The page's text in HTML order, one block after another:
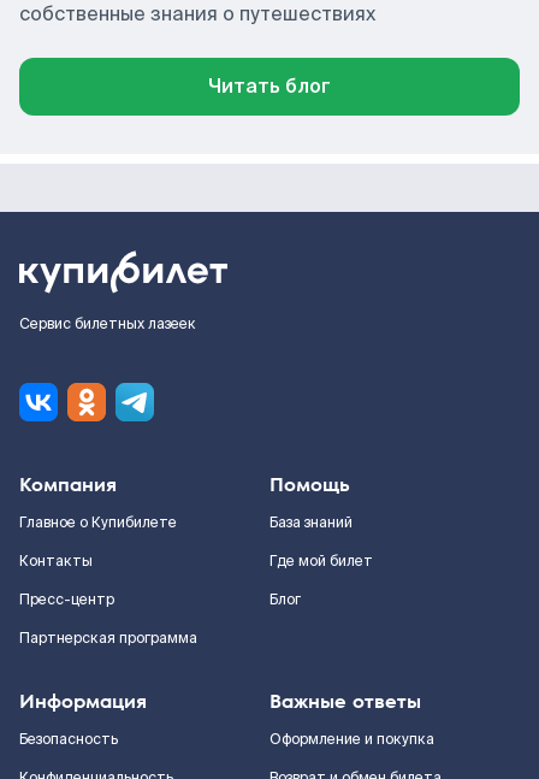
собственные знания о путешествиях
Читать блог
Сервис билетных лазеек
Компания
Главное о Купибилете
Контакты
Пресс-центр
Партнерская программа
Помощь
База знаний
Где мой билет
Блог
Информация
Безопасность
Важные ответы
Оформление и покупка